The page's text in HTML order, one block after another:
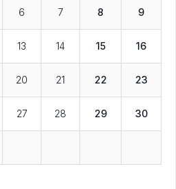
6 7 8 9
13 14 15 16
20 21 22 23
27 28 29 30